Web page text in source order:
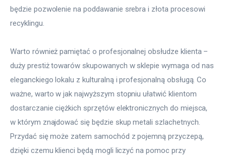
będzie pozwolenie na poddawanie srebra i złota procesowi
recyklingu.
Warto również pamiętać o profesjonalnej obsłudze klienta –
duży prestiż towarów skupowanych w sklepie wymaga od nas
eleganckiego lokalu z kulturalną i profesjonalną obsługą. Co
ważne, warto w jak najwyższym stopniu ułatwić klientom
dostarczanie ciężkich sprzętów elektronicznych do miejsca,
w którym znajdować się będzie skup metali szlachetnych.
Przydać się może zatem samochód z pojemną przyczepą,
dzięki czemu klienci będą mogli liczyć na pomoc przy